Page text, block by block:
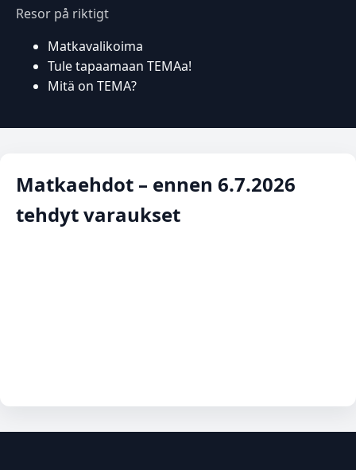
Resor på riktigt
Matkavalikoima
Tule tapaamaan TEMAa!
Mitä on TEMA?
Matkaehdot – ennen 6.7.2026
tehdyt varaukset